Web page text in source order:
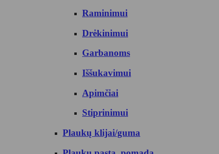
Raminimui
Drėkinimui
Garbanoms
Iššukavimui
Apimčiai
Stiprinimui
Plaukų klijai/guma